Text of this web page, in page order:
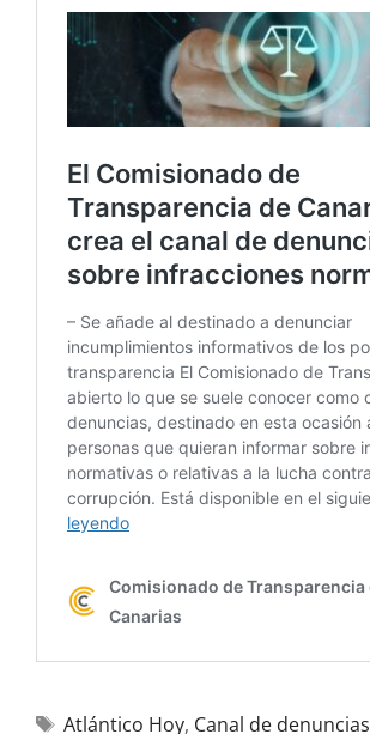
Atlántico Hoy, Canal de denuncias